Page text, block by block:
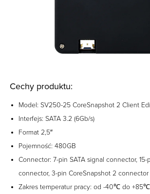
Cechy produktu:
Model: SV250-25 CoreSnapshot 2 Client
Interfejs: SATA 3.2 (6Gb/s)
Format 2,5″
Pojemność: 480GB
Connector: 7-pin SATA signal connector, 15-
connector, 3-pin CoreSnapshot 2 connector
Zakres temperatur pracy: od -40℃ do +85℃